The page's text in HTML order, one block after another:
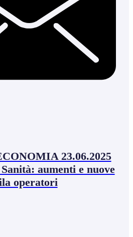
23.06.2025
aumenti e nuove
operatori